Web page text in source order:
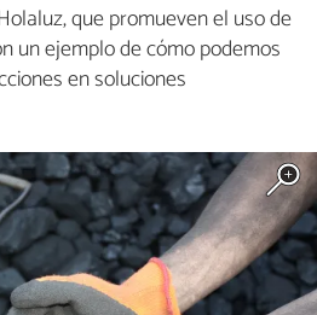
que promueven el uso de
un ejemplo de cómo podemos
en soluciones